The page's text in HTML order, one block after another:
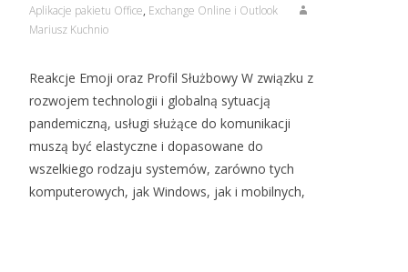
Aplikacje pakietu Office, Exchange Online i Outlook
Mariusz Kuchnio
Reakcje Emoji oraz Profil Służbowy W związku z
rozwojem technologii i globalną sytuacją
pandemiczną, usługi służące do komunikacji
muszą być elastyczne i dopasowane do
wszelkiego rodzaju systemów, zarówno tych
komputerowych, jak Windows, jak i mobilnych,